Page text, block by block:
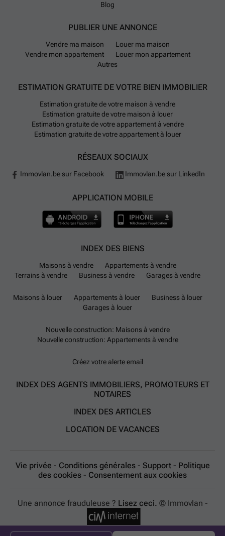
Blog
PUBLIER UNE ANNONCE
Vendre ma maison
Louer ma maison
Vendre mon appartement
Louer mon appartement
Autres
ESTIMATION GRATUITE DE VOTRE BIEN IMMOBILIER
Estimation gratuite de votre maison à vendre
Estimation gratuite de votre maison à louer
Estimation gratuite de votre appartement à vendre
Estimation gratuite de votre appartement à louer
RÉSEAUX SOCIAUX
Immovlan.be sur Facebook Immovlan.be sur LinkedIn
APPLICATION MOBILE
INDEX DES BIENS
Maisons à vendre
Appartements à vendre
Terrains à vendre
Business à vendre Garages à vendre
Maisons à louer Appartements à louer
Business à louer
Garages à louer
Nouvelle construction: Maisons à vendre
Nouvelle construction: Appartements à vendre
Créez votre alerte email
INDEX DES AGENTS IMMOBILIERS, PROMOTEURS ET
NOTAIRES
INDEX DES ARTICLES
LOCATION DE VACANCES
Vie privée - Conditions générales - Support - Politique
des cookies - Consentement aux cookies
Une annonce frauduleuse ? Lisez ceci. © Immovlan -